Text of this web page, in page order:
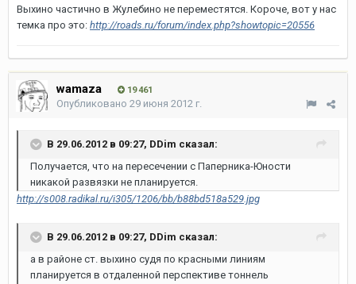
Выхино частично в Жулебино не переместятся. Короче, вот у нас
темка про это: http://roads.ru/forum/index.php?showtopic=20556
wamaza 19 461
Опубликовано 29 июня 2012 г.
В 29.06.2012 в 09:27, DDim сказал:
Получается, что на пересечении с Паперника-Юности
никакой развязки не планируется.
http://s008.radikal.ru/i305/1206/bb/b88bd518a529.jpg
В 29.06.2012 в 09:27, DDim сказал:
а в районе ст. выхино судя по красными линиям
планируется в отдаленной перспективе тоннель